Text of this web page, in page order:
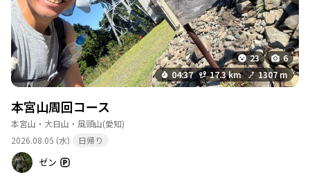
23
6
04:37
17.3 km 1307 m
本宮山周回コース
本宮山・大日山・風頭山(愛知)
2026.08.05 (水)
日帰り
ゼン